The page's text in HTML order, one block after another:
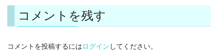
コメントを残す
コメントを投稿するにはログイン してください。